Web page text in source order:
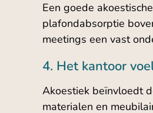
Een goede
plafondabsorptie
meetings een vast
4. Het kantoor
Akoestiek beïnvloedt
materialen en